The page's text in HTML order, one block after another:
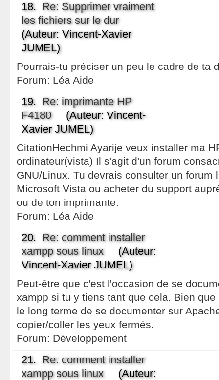
18. Re: Supprimer vraiment
les fichiers sur le dur
(Auteur: Vincent-Xavier
JUMEL)
Pourrais-tu préciser un peu le cadre de ta
Forum: Léa Aide
19. Re: imprimante HP
F4180(Auteur: Vincent-
Xavier JUMEL)
CitationHechmi Ayarije veux installer ma
ordinateur(vista) Il s'agit d'un forum
GNU/Linux. Tu devrais consulter un forum
Microsoft Vista ou acheter du support
ou de ton imprimante.
Forum: Léa Aide
20. Re: comment installer
xampp sous linux(Auteur:
Vincent-Xavier JUMEL)
Peut-être que c'est l'occasion de se
xampp si tu y tiens tant que cela. Bien
le long terme de se documenter sur
copier/coller les yeux fermés.
Forum: Développement
21. Re: comment installer
xampp sous linux(Auteur: